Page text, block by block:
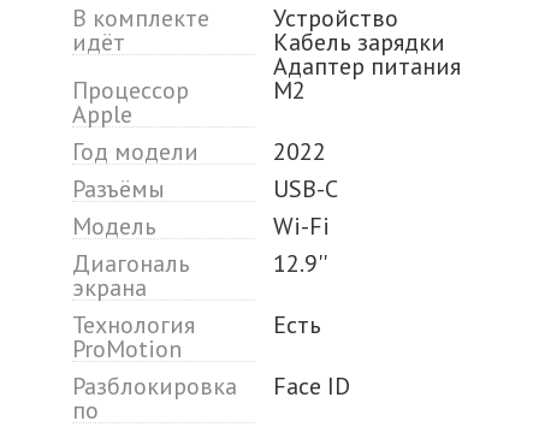
В комплекте
идёт
Устройство
Кабель зарядки
Адаптер питания
Процессор
Apple
M2
Год модели
2022
Разъёмы
USB-C
Модель
Wi-Fi
Диагональ
экрана
12.9''
Технология
ProMotion
Есть
Разблокировка
по
Face ID